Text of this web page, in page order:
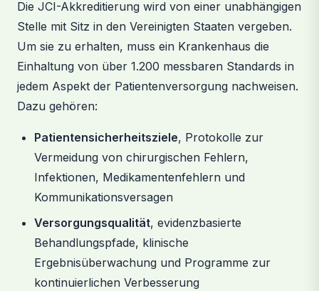
Die JCI-Akkreditierung wird von einer unabhängigen
Stelle mit Sitz in den Vereinigten Staaten vergeben.
Um sie zu erhalten, muss ein Krankenhaus die
Einhaltung von über 1.200 messbaren Standards in
jedem Aspekt der Patientenversorgung nachweisen.
Dazu gehören:
Patientensicherheitsziele, Protokolle zur
Vermeidung von chirurgischen Fehlern,
Infektionen, Medikamentenfehlern und
Kommunikationsversagen
Versorgungsqualität, evidenzbasierte
Behandlungspfade, klinische
Ergebnisüberwachung und Programme zur
kontinuierlichen Verbesserung